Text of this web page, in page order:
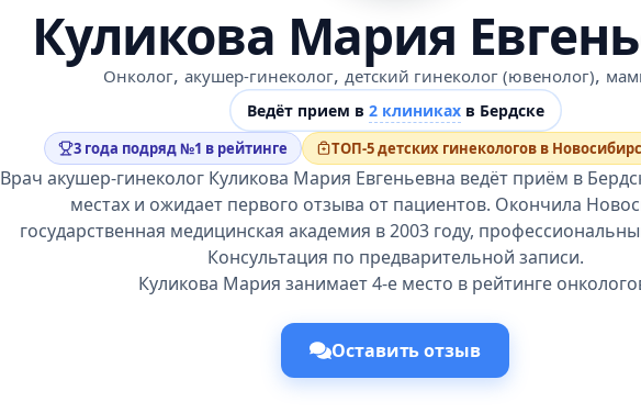
Куликова Мария
Онколог, акушер-гинеколог, детский гинеколог (ювенолог),
Ведёт прием в 2 клиникахв Бердске
3 года подряд №1 в рейтинге ТОП-5 детских гинекологов в
Врач акушер-гинеколог Куликова Мария Евгеньевна ведёт приём в
местах и ожидает первого отзыва от пациентов. Окончила
государственная медицинская академия в 2003 году,
Консультация по предварительной записи.
Куликова Мария занимает 4-е место в рейтинге
Оставить отзыв